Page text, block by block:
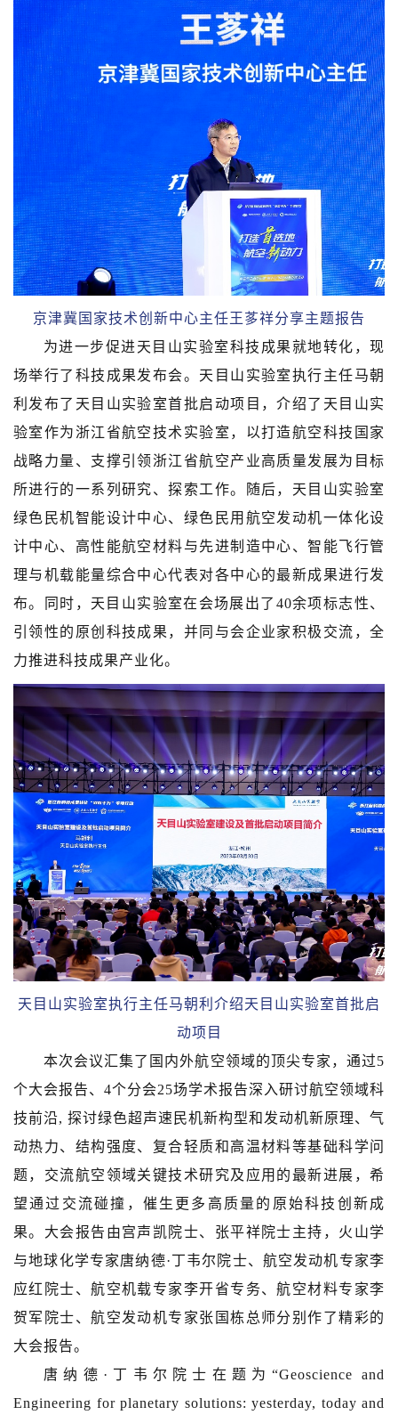
京津冀国家技术创新中心主任王茤祥分享主题报告
为进一步促进天目山实验室科技成果就地转化，现
场举行了科技成果发布会。天目山实验室执行主任马朝
利发布了天目山实验室首批启动项目，介绍了天目山实
验室作为浙江省航空技术实验室，以打造航空科技国家
战略力量、支撑引领浙江省航空产业高质量发展为目标
所进行的一系列研究、探索工作。随后，天目山实验室
绿色民机智能设计中心、绿色民用航空发动机一体化设
计中心、高性能航空材料与先进制造中心、智能飞行管
理与机载能量综合中心代表对各中心的最新成果进行发
布。同时，天目山实验室在会场展出了40余项标志性、
引领性的原创科技成果，并同与会企业家积极交流，全
力推进科技成果产业化。
天目山实验室执行主任马朝利介绍天目山实验室首批启
动项目
本次会议汇集了国内外航空领域的顶尖专家，通过5
个大会报告、4个分会25场学术报告深入研讨航空领域科
技前沿, 探讨绿色超声速民机新构型和发动机新原理、气
动热力、结构强度、复合轻质和高温材料等基础科学问
题，交流航空领域关键技术研究及应用的最新进展，希
望通过交流碰撞，催生更多高质量的原始科技创新成
果。大会报告由宫声凯院士、张平祥院士主持，火山学
与地球化学专家唐纳德·丁韦尔院士、航空发动机专家李
应红院士、航空机载专家李开省专务、航空材料专家李
贺军院士、航空发动机专家张国栋总师分别作了精彩的
大会报告。
唐纳德·丁韦尔院士在题为“Geoscience and
Engineering for planetary solutions: yesterday, today and